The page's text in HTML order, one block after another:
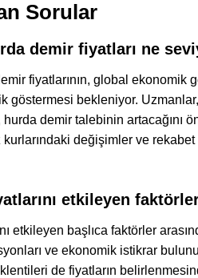
Sorular
demir fiyatları ne
fiyatlarının, global
göstermesi bekleniyor.
demir talebinin artacağını
değişimler ve
etkileyen
etkileyen başlıca faktörler
ve ekonomik istikrar
de fiyatların